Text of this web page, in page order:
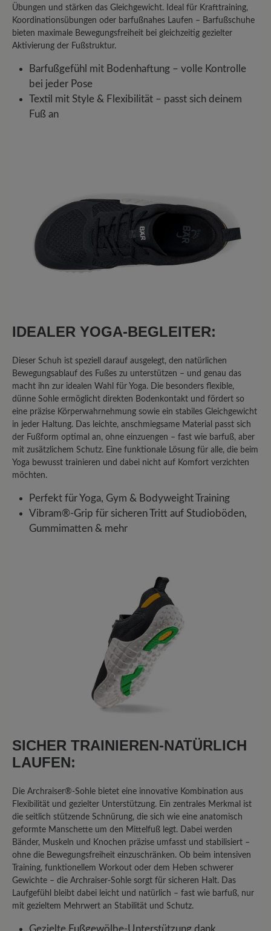
Bewertung schreiben
Sortiert nach
6. Februar 2026 10:47
Ich habe den Light Flex zum Walken
gekauft und bin mit der Bequemlichkeit
und dem besseren Halt sehr zufrieden.
Leider musste ich ihn tauschen, weil ich
im ersten Paar tendenziell nach innen
Übungen und stärken das Gleichgewicht. Ideal für Krafttraining,
Koordinationsübungen oder barfußnahes Laufen – Barfußschuhe
bieten maximale Bewegungsfreiheit bei gleichzeitig gezielter
Aktivierung der Fußstruktur.
Barfußgefühl mit Bodenhaftung – volle Kontrolle
bei jeder Pose
Textil mit Style & Flexibilität – passt sich deinem
Fuß an
IDEALER YOGA-BEGLEITER:
Dieser Schuh ist speziell darauf ausgelegt, den natürlichen
Bewegungsablauf des Fußes zu unterstützen – und genau das
macht ihn zur idealen Wahl für Yoga. Die besonders flexible,
dünne Sohle ermöglicht direkten Bodenkontakt und fördert so
eine präzise Körperwahrnehmung sowie ein stabiles Gleichgewicht
in jeder Haltung. Das leichte, anschmiegsame Material passt sich
der Fußform optimal an, ohne einzuengen – fast wie barfuß, aber
mit zusätzlichem Schutz. Eine funktionale Lösung für alle, die beim
Yoga bewusst trainieren und dabei nicht auf Komfort verzichten
möchten.
Perfekt für Yoga, Gym & Bodyweight Training
Vibram®-Grip für sicheren Tritt auf Studioböden,
Gummimatten & mehr
SICHER TRAINIEREN-NATÜRLICH
LAUFEN:
Die Archraiser®-Sohle bietet eine innovative Kombination aus
Flexibilität und gezielter Unterstützung. Ein zentrales Merkmal ist
die seitlich stützende Schnürung, die sich wie eine anatomisch
geformte Manschette um den Mittelfuß legt. Dabei werden
Bänder, Muskeln und Knochen präzise umfasst und stabilisiert –
ohne die Bewegungsfreiheit einzuschränken. Ob beim intensiven
Training, funktionellem Workout oder dem Heben schwerer
Gewichte – die Archraiser-Sohle sorgt für sicheren Halt. Das
Laufgefühl bleibt dabei leicht und natürlich – fast wie barfuß, nur
mit gezieltem Mehrwert an Stabilität und Schutz.